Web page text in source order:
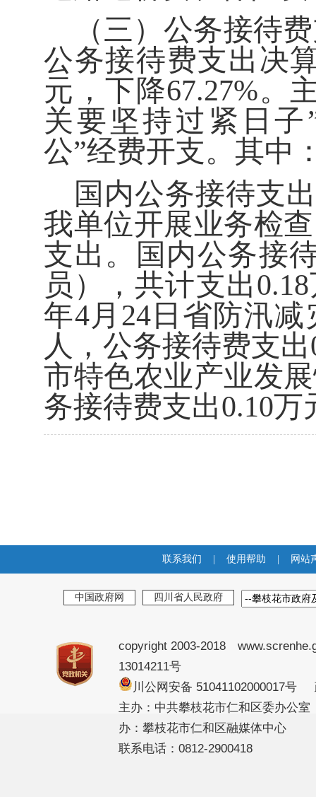
（三）公务接待
公务接待费支出决
元，下降67.27%。
关要坚持过紧日
公”经费开支。 其中
国内公务接待支
我单位开展业务检
支出 。国内公务接
员），共计支出0.18
年4月 24日省防汛减
人，公务接待费支出
市特色农业产业发
务接待费支出0.10万
联系我们 使用帮助 网站
中国政府网 四川省人民政府
copyright 2003-2018
13014211号
川公网安备 51041102000017
主办：中共攀枝花市仁和区委办公
办：攀枝花市仁和区融媒体中心
联系电话：0812-2900418